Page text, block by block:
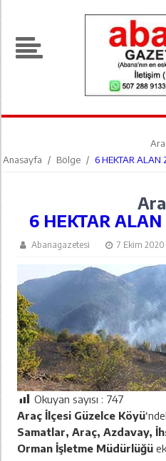
Anasayfa / Bölge / 6 HEKTAR ALAN
6 HEKTAR ALAN
Abanagazetesi 7 Ekim 2020
Okuyan sayısı : 747
Araç İlçesi Güzelce Köyü
Samatlar, Araç, Azdavay,
Orman İşletme Müdürlüğü